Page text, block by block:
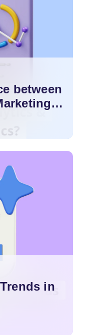
between
in